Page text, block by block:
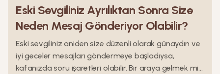
Eski Sevgiliniz Ayrılıktan Sonra Size
Neden Mesaj Gönderiyor Olabilir?
Eski sevgiliniz aniden size düzenli olarak günaydın ve
iyi geceler mesajları göndermeye başladıysa,
kafanızda soru işaretleri olabilir. Bir araya gelmek mi